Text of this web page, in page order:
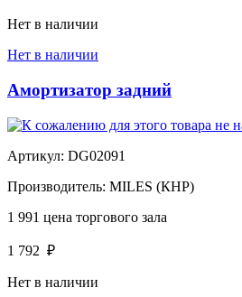
Нет в наличии
Нет в наличии
Амортизатор задний
Артикул: DG02091
Производитель: MILES (КНР)
1 991 цена торгового зала
1 792 ₽
Нет в наличии